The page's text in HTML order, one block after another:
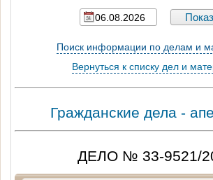
Поиск информации по делам и
Вернуться к списку дел и
Гражданские дела -
ДЕЛО № 33-9521/